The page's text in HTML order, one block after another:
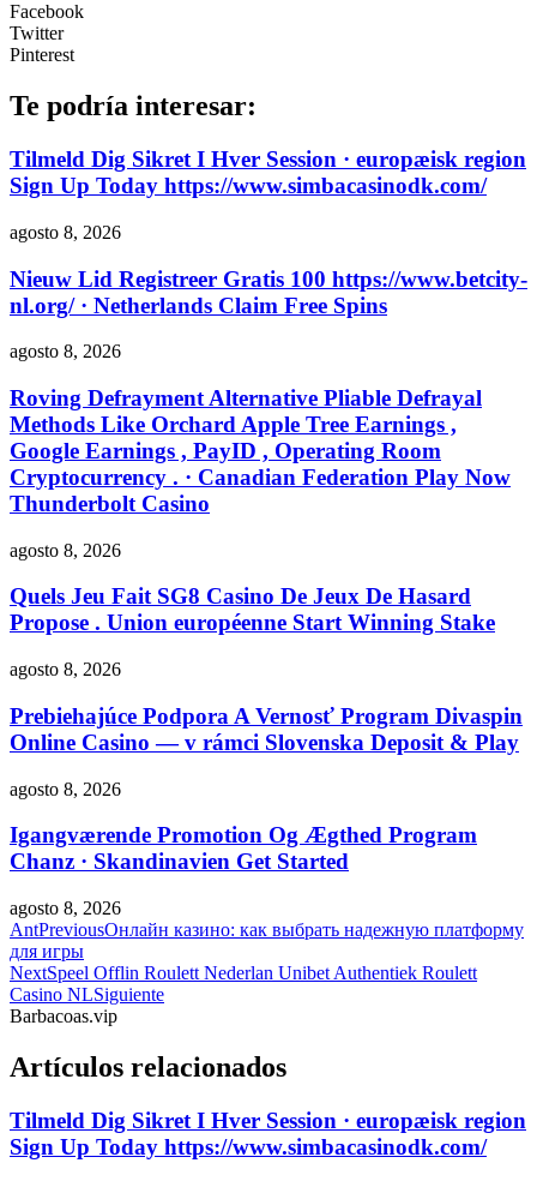
Facebook
Twitter
Pinterest
Te podría interesar:
Tilmeld Dig Sikret I Hver Session · europæisk region
Sign Up Today https://www.simbacasinodk.com/
agosto 8, 2026
Nieuw Lid Registreer Gratis 100 https://www.betcity-
nl.org/ · Netherlands Claim Free Spins
agosto 8, 2026
Roving Defrayment Alternative Pliable Defrayal
Methods Like Orchard Apple Tree Earnings ,
Google Earnings , PayID , Operating Room
Cryptocurrency . · Canadian Federation Play Now
Thunderbolt Casino
agosto 8, 2026
Quels Jeu Fait SG8 Casino De Jeux De Hasard
Propose . Union européenne Start Winning Stake
agosto 8, 2026
Prebiehajúce Podpora A Vernosť Program Divaspin
Online Casino — v rámci Slovenska Deposit & Play
agosto 8, 2026
Igangværende Promotion Og Ægthed Program
Chanz · Skandinavien Get Started
agosto 8, 2026
AntPreviousОнлайн казино: как выбрать надежную платформу
для игры
NextSpeel Offlin Roulett Nederlan Unibet Authentiek Roulett
Casino NLSiguiente
Barbacoas.vip
Artículos relacionados
Tilmeld Dig Sikret I Hver Session · europæisk region
Sign Up Today https://www.simbacasinodk.com/